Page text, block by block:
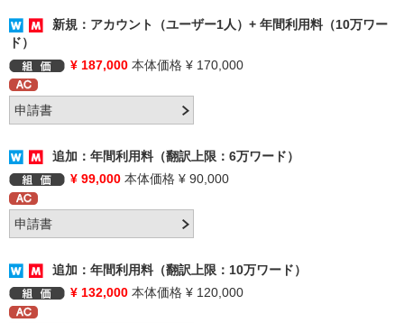
新規：アカウント（ユーザー1人）+ 年間利用料（10万ワー
ド）
¥ 187,000 本体価格 ¥ 170,000
追加：年間利用料（翻訳上限：6万ワード）
¥ 99,000 本体価格 ¥ 90,000
追加：年間利用料（翻訳上限：10万ワード）
¥ 132,000 本体価格 ¥ 120,000